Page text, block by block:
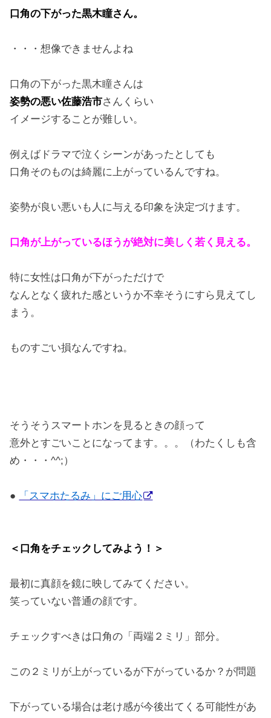
口角の下がった黒木瞳さん。
・・・想像できませんよね
口角の下がった黒木瞳さんは
姿勢の悪い佐藤浩市さんくらい
イメージすることが難しい。
例えばドラマで泣くシーンがあったとしても
口角そのものは綺麗に上がっているんですね。
姿勢が良い悪いも人に与える印象を決定づけます。
口角が上がっているほうが絶対に美しく若く見える。
特に女性は口角が下がっただけで
なんとなく疲れた感というか不幸そうにすら見えてし
まう。
ものすごい損なんですね。
そうそうスマートホンを見るときの顔って
意外とすごいことになってます。。。（わたくしも含
め・・・^^;）
● 「スマホたるみ」にご用心
＜口角をチェックしてみよう！＞
最初に真顔を鏡に映してみてください。
笑っていない普通の顔です。
チェックすべきは口角の「両端２ミリ」部分。
この２ミリが上がっているが下がっているか？が問題
下がっている場合は老け感が今後出てくる可能性があ